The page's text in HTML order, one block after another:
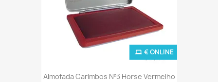
Almofada Carimbos Nº3 Horse Vermelho
€ ONLINE